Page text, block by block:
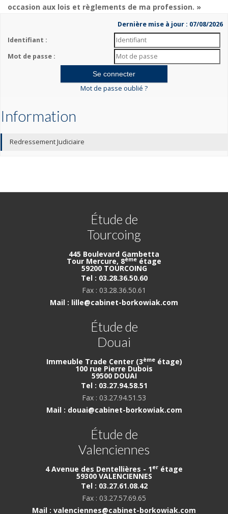
occasion aux lois et règlements de ma profession. »
Dernière mise à jour : 07/08/2026
Identifiant :
Mot de passe :
Mot de passe oublié ?
Information
Redressement Judiciaire
Étude de
Tourcoing
445 Boulevard Gambetta
Tour Mercure, 8ème étage
59200 TOURCOING
Tel : 03.28.36.50.60
Fax : 03.28.36.50.61
Mail : lille@cabinet-borkowiak.com
Étude de
Douai
Immeuble Trade Center (3èmeétage)
100 rue Pierre Dubois
59500 DOUAI
Tel : 03.27.94.58.51
Fax : 03.27.94.51.53
Mail : douai@cabinet-borkowiak.com
Étude de
Valenciennes
4 Avenue des Dentellières - 1er étage
59300 VALENCIENNES
Tel : 03.27.61.08.42
Fax : 03.27.57.69.65
Mail : valenciennes@cabinet-borkowiak.com